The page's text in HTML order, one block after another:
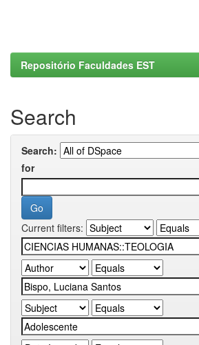
Repositório Faculdades EST
Search
Search:
for
Current filters: